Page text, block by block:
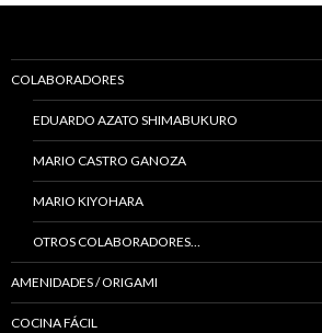
COLABORADORES
EDUARDO AZATO SHIMABUKURO
MARIO CASTRO GANOZA
MARIO KIYOHARA
OTROS COLABORADORES…
AMENIDADES / ORIGAMI
COCINA FÁCIL